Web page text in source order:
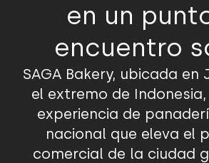
en un
encuentro
SAGA Bakery, ubicada en
el extremo de
experiencia de
nacional que eleva el
comercial de la ciudad